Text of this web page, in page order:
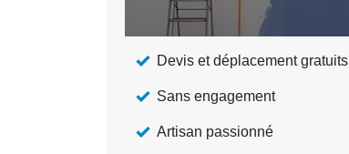
Devis et déplacement gratuits
Sans engagement
Artisan passionné